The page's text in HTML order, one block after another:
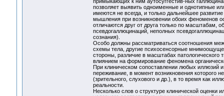
позволяет выявить одноименные и однотипные
имеются не всегда, и только дальнейшее
мышления при возникновении обоих феноменов
отличаются друг от друга только по масштабам,
псевдогаллюцинаций, неполных
сознания).
Особо должны рассматриваться соотношения
схемы тела, другие психосенсорные
стороны, различие в масштабах патологического
влиянием на формирование феномена
При клиническом сопоставлении любых иллюзий
переживание, в момент возникновения которого
(зрительного, слухового и др.), в то время как
реальности.
Несколько слов о структуре клинической